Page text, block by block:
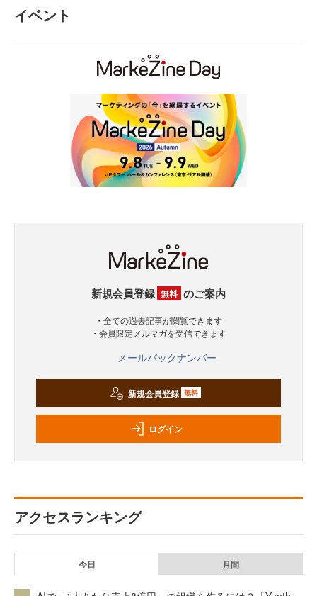
イベント
新規会員登録 無料 のご案内
・全ての過去記事が閲覧できます
・会員限定メルマガを受信できます
メールバックナンバー
新規会員登録 無料
ログイン
アクセスランキング
今日 月間